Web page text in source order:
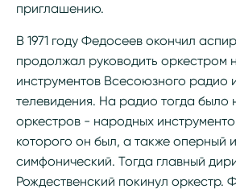
приглашению.
В 1971 году Федосеев окончил
продолжал руководить оркестром
инструментов Всесоюзного радио
телевидения. На радио тогда было
оркестров - народных
которого он был, а также оперный
симфонический. Тогда главный
Рождественский покинул оркестр.